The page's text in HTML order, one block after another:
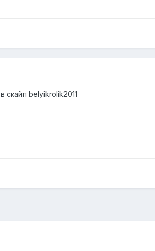
скайп belyikrolik2011